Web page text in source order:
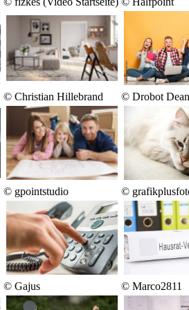
© Christian Hillebrand © Drobot Dean
© gpointstudio ©
© Gajus © Marco2811